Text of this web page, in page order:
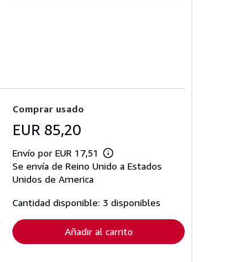
Comprar usado
EUR 85,20
Envío por EUR 17,51
Más
información
tarifas
de
envío
Se envía de Reino Unido a Estados
Unidos de America
Cantidad disponible: 3 disponibles
Añadir al carrito